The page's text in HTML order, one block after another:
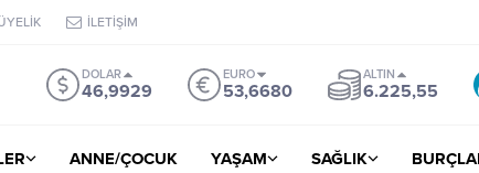
İLETİŞİM
DOLAR
46,9929
EURO
53,6680
ALTIN
6.225,55
ANNE/ÇOCUK YAŞAM SAĞLIK